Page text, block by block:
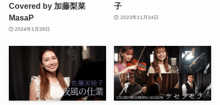
Covered by 加藤梨菜
MasaP
2024年1月26日
子
2023年11月24日